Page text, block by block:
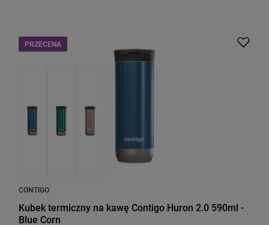
PRZECENA
CONTIGO
Kubek termiczny na kawę Contigo Huron 2.0 590ml -
Blue Corn